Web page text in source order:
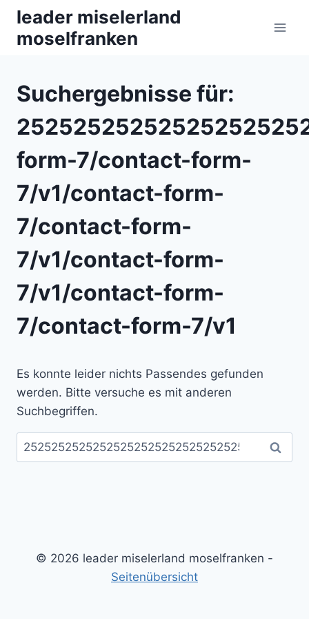
Zum
Inhalt
springen
leader miselerland
moselfranken
Suchergebnisse für:
form-7/contact-form-
7/v1/contact-form-
7/contact-form-
7/v1/contact-form-
7/v1/contact-form-
7/contact-form-7/v1
Es konnte leider nichts Passendes gefunden
werden. Bitte versuche es mit anderen
Suchbegriffen.
Suchen
nach:
© 2026 leader miselerland moselfranken -
Seitenübersicht